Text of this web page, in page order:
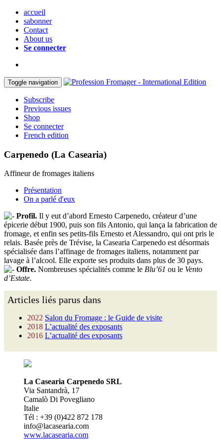
accueil
sabonner
Contact
About us
Se connecter
Toggle navigation
Subscribe
Previous issues
Shop
Se connecter
French edition
Carpenedo (La Casearia)
Affineur de fromages italiens
Présentation
On a parlé d'eux
Profil. Il y eut d’abord Ernesto Carpenedo, créateur d’une
épicerie début 1900, puis son fils Antonio, qui lança la fabrication de
fromage, et enfin ses petits-fils Ernesto et Alessandro, qui ont pris le
relais. Basée près de Trévise, la Casearia Carpenedo est désormais
spécialisée dans l’affinage de fromages italiens, notamment par
lavage à l’alcool. Elle exporte ses produits dans plus de 30 pays.
Offre. Nombreuses spécialités comme le Blu’61 ou le Vento
d’Estate.
Articles liés parus dans
2022 Salon du Fromage : le Guide de visite
2018 L’actualité des exposants
2016 L’actualité des exposants
La Casearia Carpenedo SRL
Via Santandrà, 17
Camalò Di Povegliano
Italie
Tél : +39 (0)422 872 178
info@lacasearia.com
www.lacasearia.com